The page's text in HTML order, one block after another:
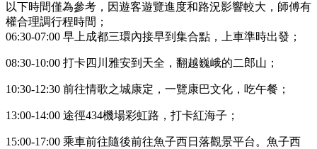
以下時間僅為參考，因遊客遊覽進度和路況影響較大，師傅有
權合理調行程時間；
06:30-07:00 早上成都三環內接早​​到集合點，上車準時出發；
08:30-10:00 打卡四川雅安到天全，翻越巍峨的二郎山；
10:30-12:30 前往情歌之城康定，一覽康巴文化，吃午餐；
13:00-14:00 途徑434機場彩虹路，打卡紅海子；
15:00-17:00 乘車前往隨後前往魚子西日落觀景平台。魚子西